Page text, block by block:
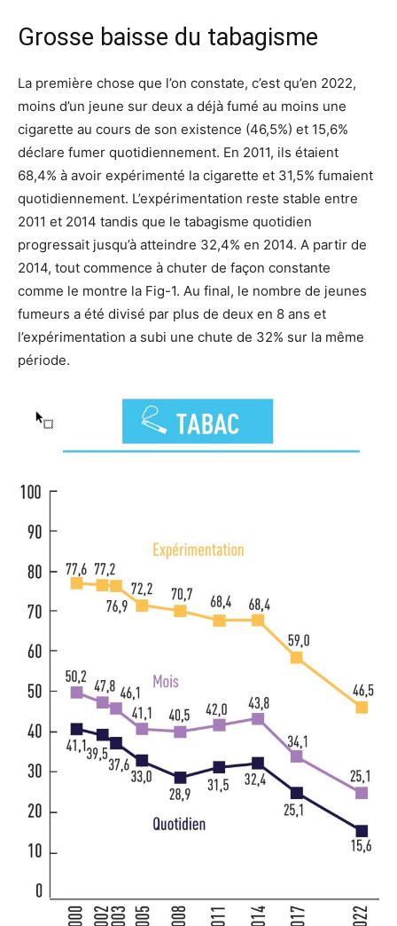
Grosse baisse du tabagisme
La première chose que l’on constate, c’est qu’en 2022,
moins d’un jeune sur deux a déjà fumé au moins une
cigarette au cours de son existence (46,5%) et 15,6%
déclare fumer quotidiennement. En 2011, ils étaient
68,4% à avoir expérimenté la cigarette et 31,5% fumaient
quotidiennement. L’expérimentation reste stable entre
2011 et 2014 tandis que le tabagisme quotidien
progressait jusqu’à atteindre 32,4% en 2014. A partir de
2014, tout commence à chuter de façon constante
comme le montre la Fig-1. Au final, le nombre de jeunes
fumeurs a été divisé par plus de deux en 8 ans et
l’expérimentation a subi une chute de 32% sur la même
période.